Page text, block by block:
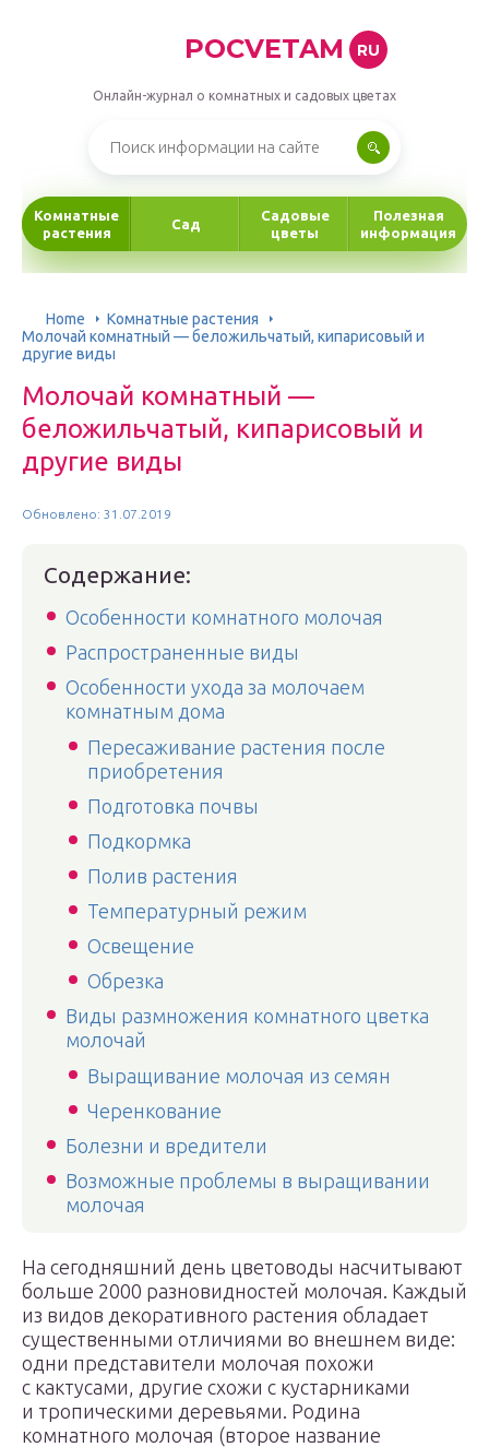
POCVETAM RU
Онлайн-журнал о комнатных и садовых цветах
Комнатные
растения
Сад
Садовые
цветы
Полезная
информация
Home
Комнатные растения
Молочай комнатный — беложильчатый, кипарисовый и
другие виды
Молочай комнатный —
беложильчатый, кипарисовый и
другие виды
Обновлено: 31.07.2019
Содержание:
Особенности комнатного молочая
Распространенные виды
Особенности ухода за молочаем
комнатным дома
Пересаживание растения после
приобретения
Подготовка почвы
Подкормка
Полив растения
Температурный режим
Освещение
Обрезка
Виды размножения комнатного цветка
молочай
Выращивание молочая из семян
Черенкование
Болезни и вредители
Возможные проблемы в выращивании
молочая
На сегодняшний день цветоводы насчитывают
больше 2000 разновидностей молочая. Каждый
из видов декоративного растения обладает
существенными отличиями во внешнем виде:
одни представители молочая похожи
с кактусами, другие схожи с кустарниками
и тропическими деревьями. Родина
комнатного молочая (второе название